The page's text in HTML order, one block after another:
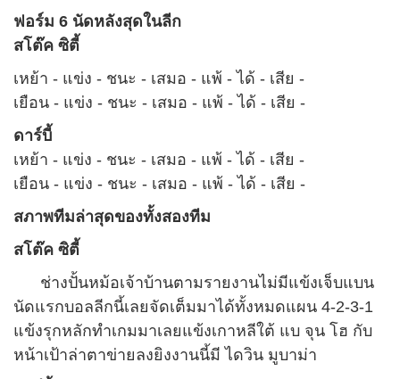
ฟอร์ม 6 นัดหลังสุดในลีก
สโต๊ค ซิตี้
เหย้า - แข่ง - ชนะ - เสมอ - แพ้ - ได้ - เสีย -
เยือน - แข่ง - ชนะ - เสมอ - แพ้ - ได้ - เสีย -
ดาร์บี้
เหย้า - แข่ง - ชนะ - เสมอ - แพ้ - ได้ - เสีย -
เยือน - แข่ง - ชนะ - เสมอ - แพ้ - ได้ - เสีย -
สภาพทีมล่าสุดของทั้งสองทีม
สโต๊ค ซิตี้
ช่างปั้นหม้อเจ้าบ้านตามรายงานไม่มีแข้งเจ็บแบน
นัดแรกบอลลีกนี้เลยจัดเต็มมาได้ทั้งหมดแผน 4-2-3-1
แข้งรุกหลักทำเกมมาเลยแข้งเกาหลีใต้ แบ จุน โฮ กับ
หน้าเป้าล่าตาข่ายลงยิงงานนี้มี ไดวิน มูบาม่า